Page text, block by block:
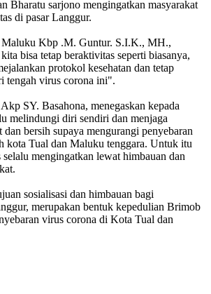
Bharatu sarjono mengingatkan masyarakat
di pasar Langgur.
Maluku Kbp .M. Guntur. S.I.K., MH.,
bisa tetap beraktivitas seperti biasanya,
protokol kesehatan dan tetap
tengah virus corona ini".
SY. Basahona, menegaskan kepada
melindungi diri sendiri dan menjaga
dan bersih supaya mengurangi penyebaran
kota Tual dan Maluku tenggara. Untuk itu
selalu mengingatkan lewat himbauan dan
sosialisasi dan himbauan bagi
merupakan bentuk kepedulian Brimob
virus corona di Kota Tual dan